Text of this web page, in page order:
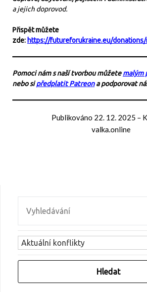
a jejich doprovod.
Přispět můžete
zde: https://futureforukraine.eu/
Pomoci nám s naší tvorbou můžetemalým
nebo sipředplatit Patreona podporovat
Publikováno 22. 12. 2025 –
valka.online